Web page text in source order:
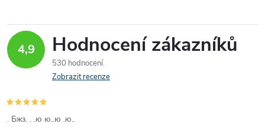
4,9 Hodnocení zákazníků
530 hodnocení
Zobrazit recenze
. Бжз. . .ю ю..ю .ю..